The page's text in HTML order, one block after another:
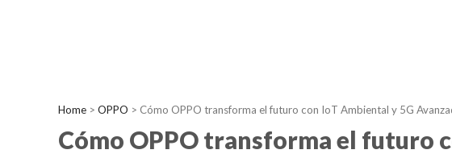
Home > OPPO > Cómo OPPO transforma el futuro con IoT Ambiental y 5G
Cómo OPPO transforma el futuro